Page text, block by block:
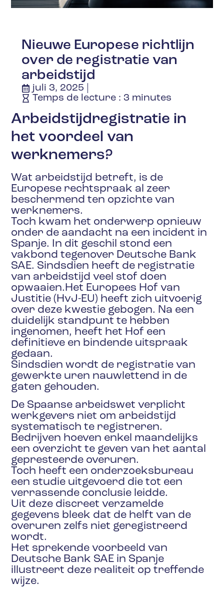
Nieuwe Europese richtlijn
over de registratie van
arbeidstijd
juli 3, 2025
Temps de lecture : 3 minutes
Arbeidstijdregistratie in
het voordeel van
werknemers?
Wat arbeidstijd betreft, is de
Europese rechtspraak al zeer
beschermend ten opzichte van
werknemers.
Toch kwam het onderwerp opnieuw
onder de aandacht na een incident in
Spanje. In dit geschil stond een
vakbond tegenover Deutsche Bank
SAE. Sindsdien heeft de registratie
van arbeidstijd veel stof doen
opwaaien.Het Europees Hof van
Justitie (HvJ-EU) heeft zich uitvoerig
over deze kwestie gebogen. Na een
duidelijk standpunt te hebben
ingenomen, heeft het Hof een
definitieve en bindende uitspraak
gedaan.
Sindsdien wordt de registratie van
gewerkte uren nauwlettend in de
gaten gehouden.
De Spaanse arbeidswet verplicht
werkgevers niet om arbeidstijd
systematisch te registreren.
Bedrijven hoeven enkel maandelijks
een overzicht te geven van het aantal
gepresteerde overuren.
Toch heeft een onderzoeksbureau
een studie uitgevoerd die tot een
verrassende conclusie leidde.
Uit deze discreet verzamelde
gegevens bleek dat de helft van de
overuren zelfs niet geregistreerd
wordt.
Het sprekende voorbeeld van
Deutsche Bank SAE in Spanje
illustreert deze realiteit op treffende
wijze.